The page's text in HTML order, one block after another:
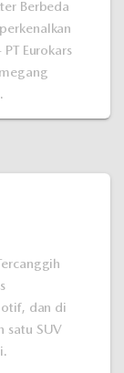
Berbeda
Eurokars
dan di
satu SUV